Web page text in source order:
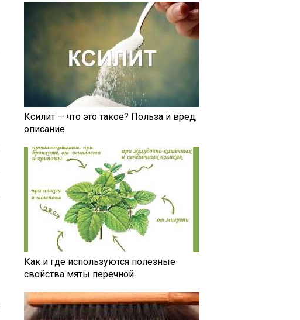
Ксилит — что это такое? Польза и вред,
описание
Как и где используются полезные
свойства мяты перечной.